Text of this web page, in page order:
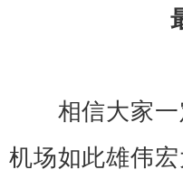
最
相信大家一
机场如此雄伟